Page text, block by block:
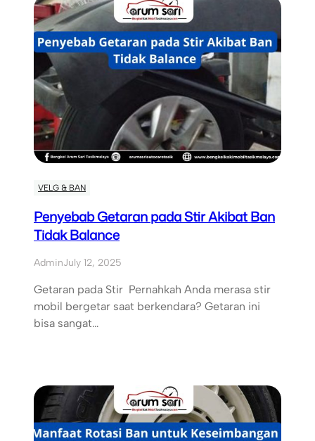
VELG & BAN
Penyebab Getaran pada Stir Akibat Ban
Tidak Balance
AdminJuly 12, 2025
Getaran pada Stir Pernahkah Anda merasa stir
mobil bergetar saat berkendara? Getaran ini
bisa sangat…